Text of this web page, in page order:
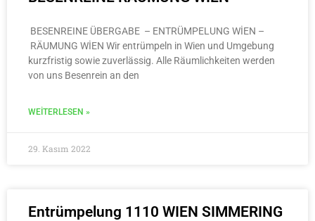
BESENREINE ÜBERGABE – ENTRÜMPELUNG WİEN –
RÄUMUNG WİEN Wir entrümpeln in Wien und Umgebung
kurzfristig sowie zuverlässig. Alle Räumlichkeiten werden
von uns Besenrein an den
WEITERLESEN »
29. Kasım 2022
Entrümpelung 1110 WIEN SIMMERING